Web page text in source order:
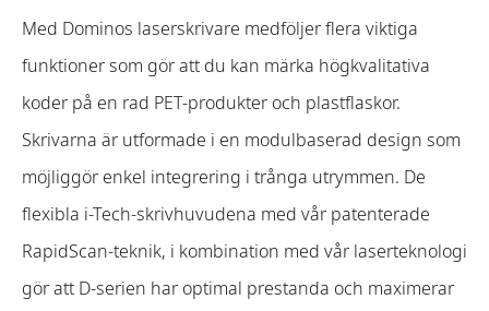
Med Dominos laserskrivare medföljer flera viktiga
funktioner som gör att du kan märka högkvalitativa
koder på en rad PET-produkter och plastflaskor.
Skrivarna är utformade i en modulbaserad design som
möjliggör enkel integrering i trånga utrymmen. De
flexibla i-Tech-skrivhuvudena med vår patenterade
RapidScan-teknik, i kombination med vår laserteknologi
gör att D-serien har optimal prestanda och maximerar